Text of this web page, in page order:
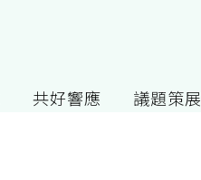
共好響應 議題策展